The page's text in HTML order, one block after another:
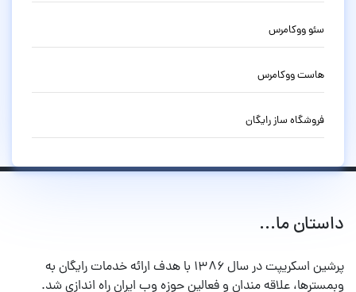
سئو ووکامرس
هاست ووکامرس
فروشگاه ساز رایگان
داستان ما...
پرشین اسکریپت در سال ۱۳۸۶ با هدف ارائه خدمات رایگان به
وبمسترها، علاقه مندان و فعالین حوزه وب ایران راه اندازی شد.